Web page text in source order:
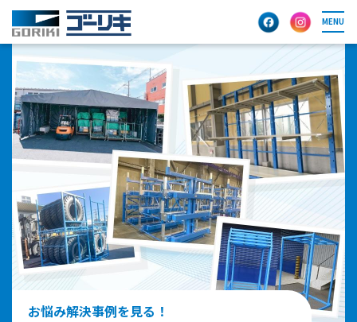
MENU
お悩み解決事例を見る！